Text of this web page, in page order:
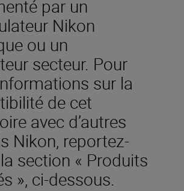
par un
Nikon
ou un
secteur. Pour
sur la
de cet
avec d’autres
Nikon, reportez-
section « Produits
», ci-dessous.